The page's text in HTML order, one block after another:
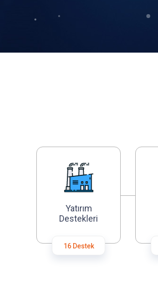
16 Destek
Yatırım
Destekleri